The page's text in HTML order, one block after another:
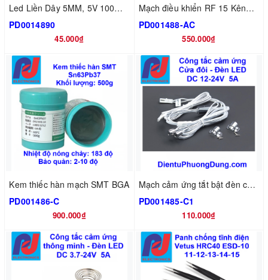
Led Liền Dây 5MM, 5V 100mm đủ màu
PD0014890
45.000₫
Mạch điều khiển RF 15 Kênh Học lệnh, >500m không vật cản
PD001488-AC
550.000₫
Kem thiếc hàn mạch SMT BGA
PD001486-C
900.000₫
Mạch cảm ứng tắt bật đèn cửa thông minh
PD001485-C1
110.000₫